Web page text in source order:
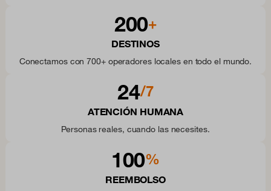
200+
DESTINOS
Conectamos con 700+ operadores locales en todo el mundo.
24/7
ATENCIÓN HUMANA
Personas reales, cuando las necesites.
100%
REEMBOLSO